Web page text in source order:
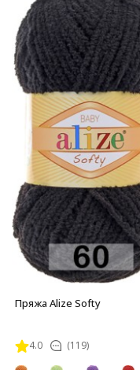
Пряжа Alize Softy
4.0 (119)